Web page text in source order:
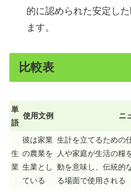
的に認められた安定し
ます。
比較表
単
語
使用文例 ニ
生
業
彼は家業
の農業を
生業とし
ている
生計を立てるための
人や家庭が生活の糧
動を意味し、伝統的
る場面で使用される